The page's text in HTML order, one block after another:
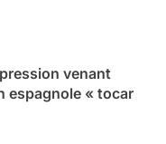
venant
espagnole « tocar